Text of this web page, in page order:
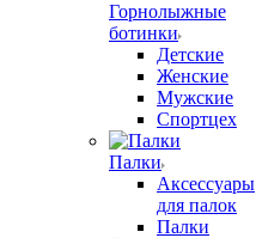
Горнолыжные
ботинки
Детские
Женские
Мужские
Спортцех
Палки
Аксессуары
для палок
Палки